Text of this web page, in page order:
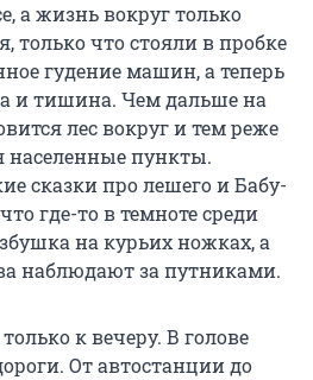
а жизнь вокруг только
только что стояли в пробке
гудение машин, а теперь
и тишина. Чем дальше на
лес вокруг и тем реже
населенные пункты.
сказки про лешего и Бабу-
где-то в темноте среди
на курьих ножках, а
наблюдают за путниками.
к вечеру. В голове
От автостанции до